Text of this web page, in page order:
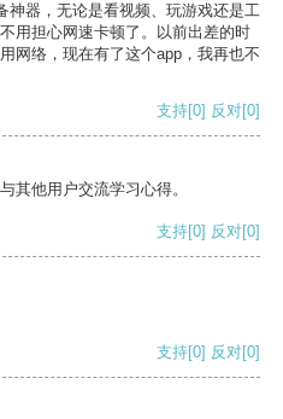
神器，无论是看视频、玩游戏还是工
用担心网速卡顿了。以前出差的时
网络，现在有了这个app，我再也不
支持[0] 反对[0]
其他用户交流学习心得。
支持[0] 反对[0]
支持[0] 反对[0]